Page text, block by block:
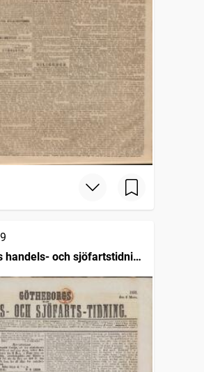
handels- och sjöfartstidning